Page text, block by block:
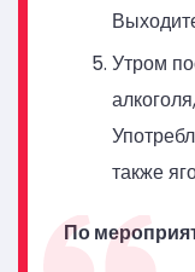
Утром
также
По